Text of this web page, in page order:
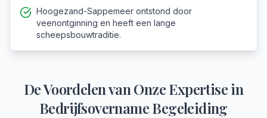
Hoogezand-Sappemeer ontstond door
veenontginning en heeft een lange
scheepsbouwtraditie.
De Voordelen van Onze Expertise in
Bedrijfsovername Begeleiding